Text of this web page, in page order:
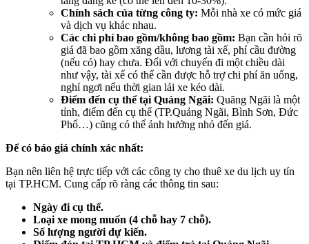
Chính sách của từng công ty: Mỗi nhà xe có mức giá
và dịch vụ khác nhau.
Các chi phí bao gồm/không bao gồm: Bạn cần hỏi rõ
giá đã bao gồm xăng dầu, lương tài xế, phí cầu đường
(nếu có) hay chưa. Đối với chuyến đi một chiều dài
như vậy, tài xế có thể cần được hỗ trợ chi phí ăn uống,
nghỉ ngơi nếu thời gian lái xe kéo dài.
Điểm đến cụ thể tại Quảng Ngãi: Quãng Ngãi là một
tỉnh, điểm đến cụ thể (TP.Quảng Ngãi, Bình Sơn, Đức
Phổ…) cũng có thể ảnh hưởng nhỏ đến giá.
Để có báo giá chính xác nhất:
Bạn nên liên hệ trực tiếp với các công ty cho thuê xe du lịch uy tín
tại TP.HCM. Cung cấp rõ ràng các thông tin sau:
Ngày đi cụ thể.
Loại xe mong muốn (4 chỗ hay 7 chỗ).
Số lượng người dự kiến.